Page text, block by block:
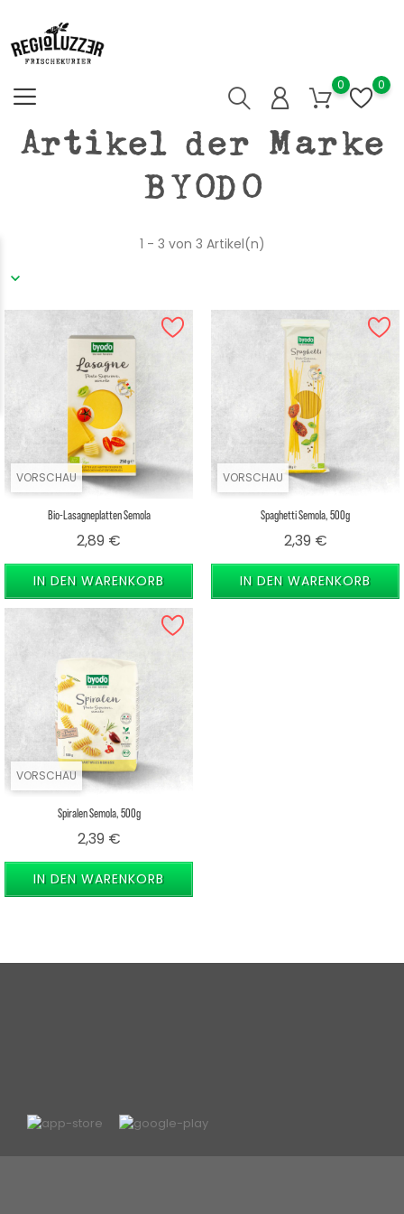
0 0
Artikel der Marke
BYODO
1 - 3 von 3 Artikel(n)
VORSCHAU
Bio-Lasagneplatten Semola
2,89 €
IN DEN WARENKORB
VORSCHAU
Spaghetti Semola, 500g
2,39 €Preis
IN DEN WARENKORB
VORSCHAU
Spiralen Semola, 500g
2,39 €Preis
IN DEN WARENKORB